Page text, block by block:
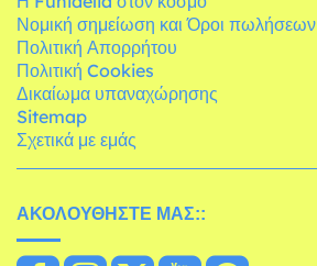
Νομική σημείωση και Όροι πωλήσεων
Πολιτική Απορρήτου
Πολιτική Cookies
Δικαίωμα υπαναχώρησης
Sitemap
Σχετικά με εμάς
ΑΚΟΛΟΥΘΉΣΤΕ ΜΑΣ::